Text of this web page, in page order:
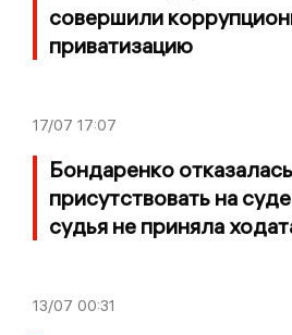
совершили
приватизацию
17/07 17:07
Бондаренко отказалась
присутствовать на
судья не приняла
13/07 00:31